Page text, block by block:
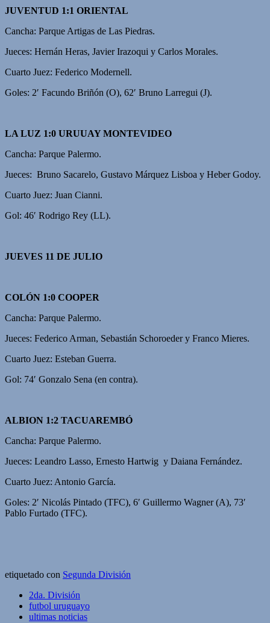
JUVENTUD 1:1 ORIENTAL
Cancha: Parque Artigas de Las Piedras.
Jueces: Hernán Heras, Javier Irazoqui y Carlos Morales.
Cuarto Juez: Federico Modernell.
Goles: 2′ Facundo Briñón (O), 62′ Bruno Larregui (J).
LA LUZ 1:0 URUUAY MONTEVIDEO
Cancha: Parque Palermo.
Jueces: Bruno Sacarelo, Gustavo Márquez Lisboa y Heber Godoy.
Cuarto Juez: Juan Cianni.
Gol: 46′ Rodrigo Rey (LL).
JUEVES 11 DE JULIO
COLÓN 1:0 COOPER
Cancha: Parque Palermo.
Jueces: Federico Arman, Sebastián Schoroeder y Franco Mieres.
Cuarto Juez: Esteban Guerra.
Gol: 74′ Gonzalo Sena (en contra).
ALBION 1:2 TACUAREMBÓ
Cancha: Parque Palermo.
Jueces: Leandro Lasso, Ernesto Hartwig y Daiana Fernández.
Cuarto Juez: Antonio García.
Goles: 2′ Nicolás Pintado (TFC), 6′ Guillermo Wagner (A), 73′
Pablo Furtado (TFC).
etiquetado con Segunda División
2da. División
futbol uruguayo
ultimas noticias